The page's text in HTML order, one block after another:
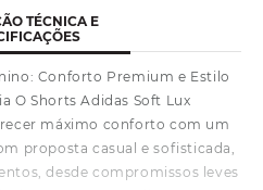
TÉCNICA E
Conforto Premium e Estilo
O Shorts Adidas Soft Lux
máximo conforto com um
proposta casual e sofisticada,
desde compromissos leves